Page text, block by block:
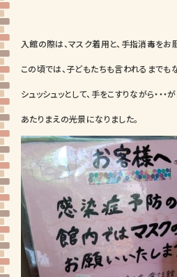
入館の際は、マスク着用と、手指消毒をお
この頃では、子どもたちも言われるまでもな
シュッシュッとして、手をこすりながら・・・が
あたりまえの光景になりました。